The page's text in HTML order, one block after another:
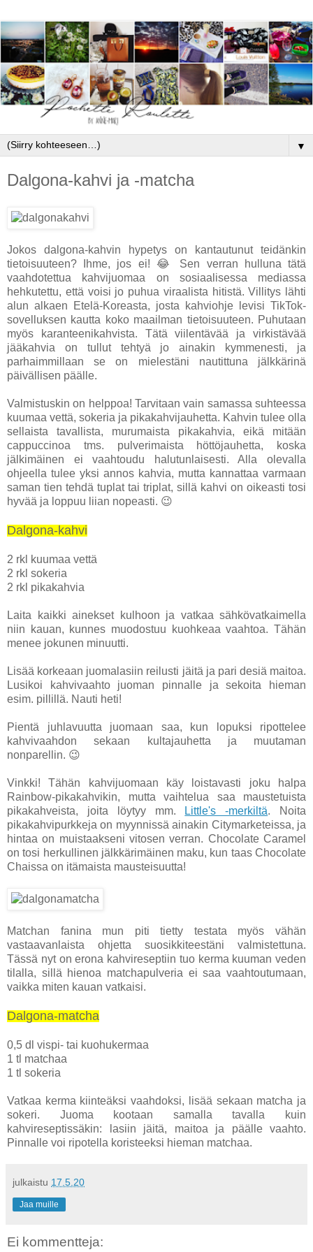
▼
Dalgona-kahvi ja -matcha
Jokos dalgona-kahvin hypetys on kantautunut teidänkin
tietoisuuteen? Ihme, jos ei! 😂 Sen verran hulluna tätä
vaahdotettua kahvijuomaa on sosiaalisessa mediassa
hehkutettu, että voisi jo puhua viraalista hitistä. Villitys lähti
alun alkaen Etelä-Koreasta, josta kahviohje levisi TikTok-
sovelluksen kautta koko maailman tietoisuuteen. Puhutaan
myös karanteenikahvista. Tätä viilentävää ja virkistävää
jääkahvia on tullut tehtyä jo ainakin kymmenesti, ja
parhaimmillaan se on mielestäni nautittuna jälkkärinä
päivällisen päälle.
Valmistuskin on helppoa! Tarvitaan vain samassa suhteessa
kuumaa vettä, sokeria ja pikakahvijauhetta. Kahvin tulee olla
sellaista tavallista, murumaista pikakahvia, eikä mitään
cappuccinoa tms. pulverimaista höttöjauhetta, koska
jälkimäinen ei vaahtoudu halutunlaisesti. Alla olevalla
ohjeella tulee yksi annos kahvia, mutta kannattaa varmaan
saman tien tehdä tuplat tai triplat, sillä kahvi on oikeasti tosi
hyvää ja loppuu liian nopeasti. 😉
Dalgona-kahvi
2 rkl kuumaa vettä
2 rkl sokeria
2 rkl pikakahvia
Laita kaikki ainekset kulhoon ja vatkaa sähkövatkaimella
niin kauan, kunnes muodostuu kuohkeaa vaahtoa. Tähän
menee jokunen minuutti.
Lisää korkeaan juomalasiin reilusti jäitä ja pari desiä maitoa.
Lusikoi kahvivaahto juoman pinnalle ja sekoita hieman
esim. pillillä. Nauti heti!
Pientä juhlavuutta juomaan saa, kun lopuksi ripottelee
kahvivaahdon sekaan kultajauhetta ja muutaman
nonparellin. 😉
Vinkki! Tähän kahvijuomaan käy loistavasti joku halpa
Rainbow-pikakahvikin, mutta vaihtelua saa maustetuista
pikakahveista, joita löytyy mm.
Little's -merkiltä. Noita
pikakahvipurkkeja on myynnissä ainakin Citymarketeissa, ja
hintaa on muistaakseni vitosen verran. Chocolate Caramel
on tosi herkullinen jälkkärimäinen maku, kun taas Chocolate
Chaissa on itämaista mausteisuutta!
Matchan fanina mun piti tietty testata myös vähän
vastaavanlaista ohjetta suosikkiteestäni valmistettuna.
Tässä nyt on erona kahvireseptiin tuo kerma kuuman veden
tilalla, sillä hienoa matchapulveria ei saa vaahtoutumaan,
vaikka miten kauan vatkaisi.
Dalgona-matcha
0,5 dl vispi- tai kuohukermaa
1 tl matchaa
1 tl sokeria
Vatkaa kerma kiinteäksi vaahdoksi, lisää sekaan matcha ja
sokeri. Juoma kootaan samalla tavalla kuin
kahvireseptissäkin: lasiin jäitä, maitoa ja päälle vaahto.
Pinnalle voi ripotella koristeeksi hieman matchaa.
julkaistu 17.5.20
Jaa muille
Ei kommentteja: